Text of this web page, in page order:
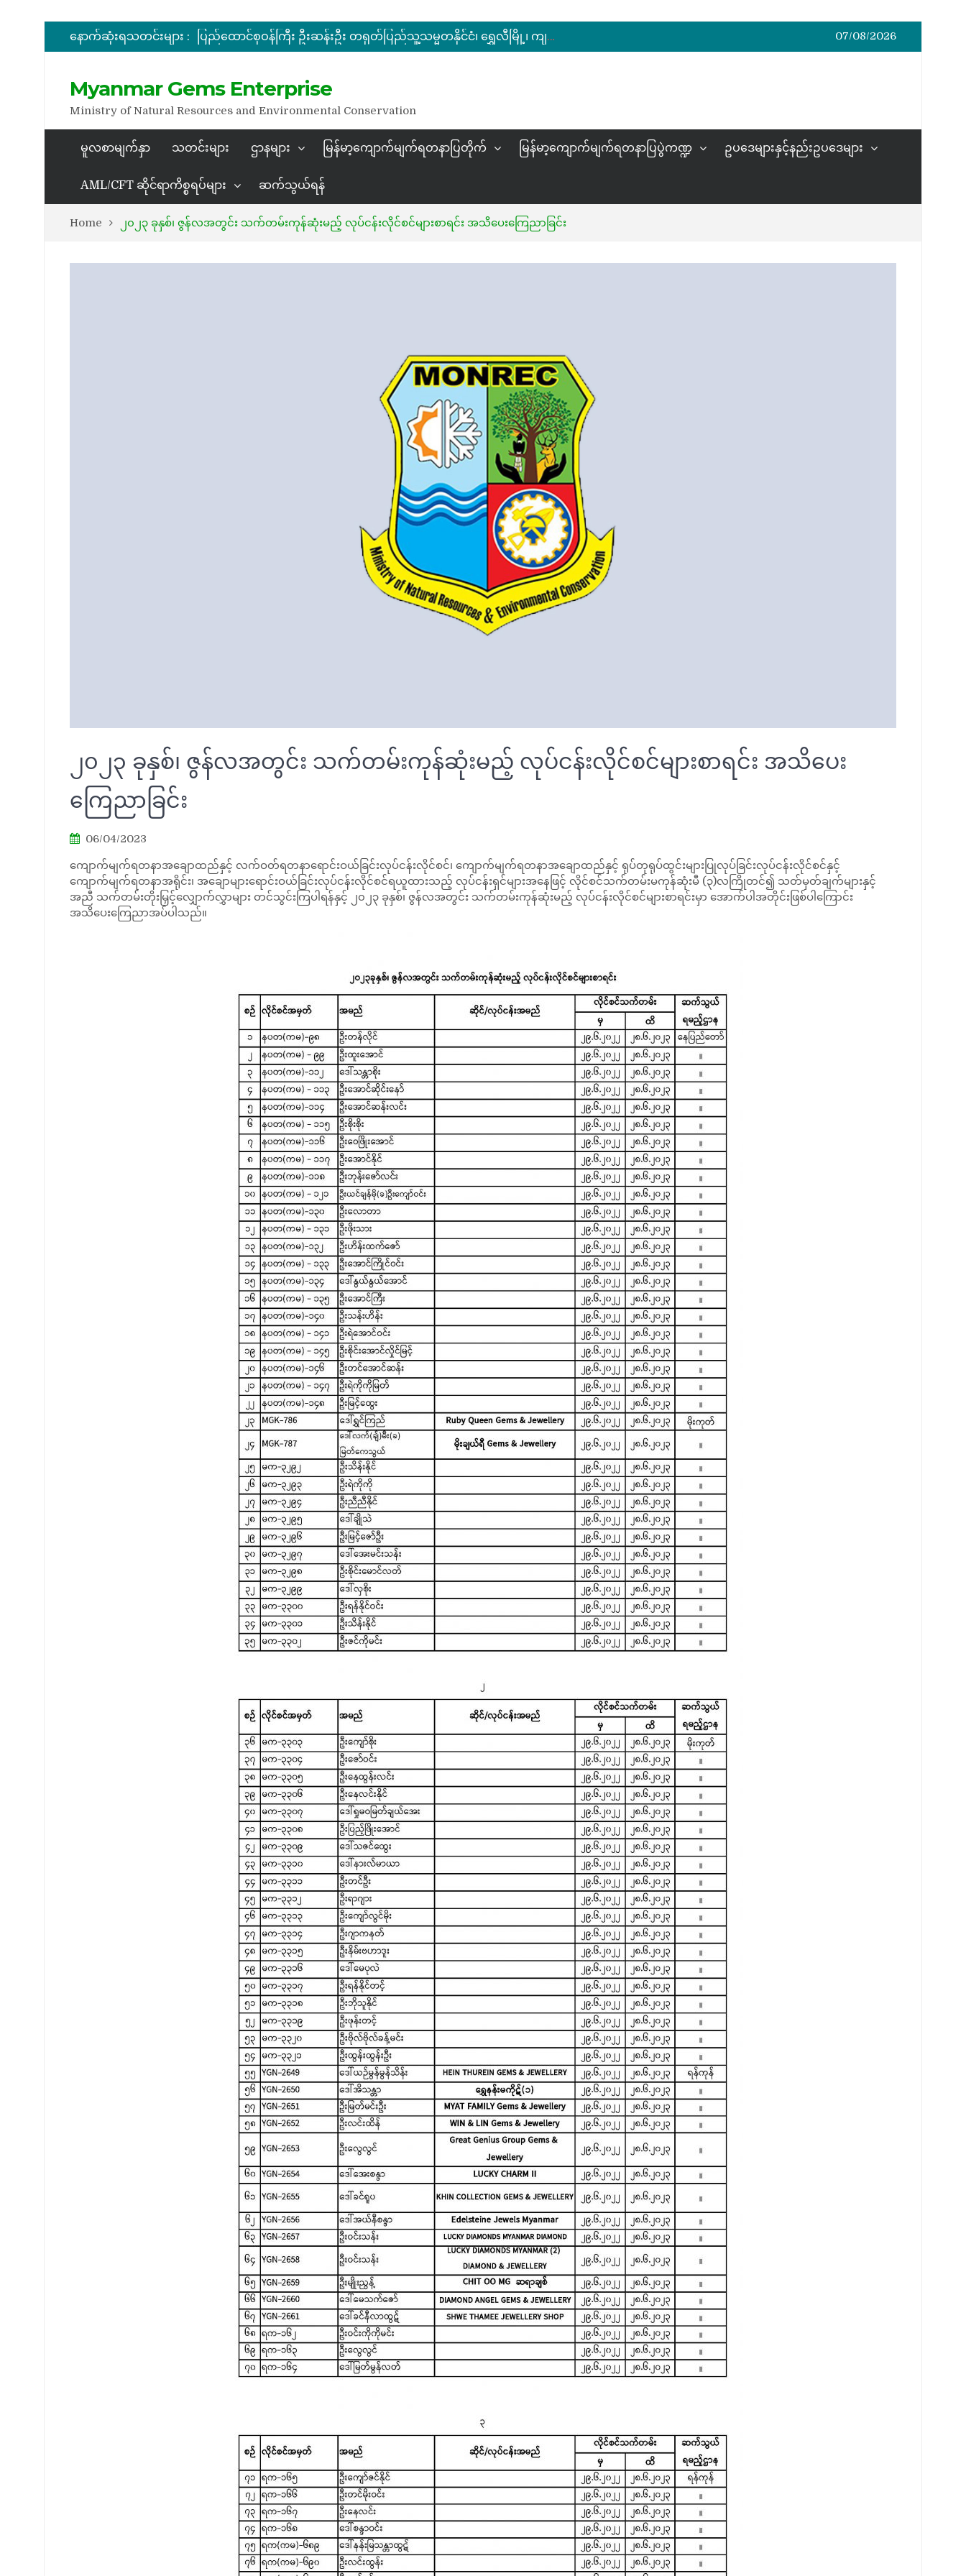
နောက်ဆုံးရသတင်းများ :
ပြည်ထောင်စုဝန်ကြီး ဦးဆန်းဦး တရုတ်ပြည်သူ့သမ္မတနိုင်ငံ၊ ရွှေလီမြို့၊ ကျယ်ဂေါင်နယ်စပ်ကုန်သွယ်ရေးဇုန်တွင် မြန်မာ့ကျောက်မျက်ရတနာပြပွဲ တက်ရောက်ဖွင့်လှစ်
နိုင်ငံတော်သမ္မတ ဦးမင်းအောင်လှိုင် မိုးကုတ်ရတနာမြေမှရှာဖွေတွေ့ရှိသည့် ထူးခြားလှပပြီး အရွယ်အစားကြီးမားသည့် နီလာအရိုင်းတုံးကြီးအားကြည့်ရှု
အိတ်ဖွင့်တင်ဒါခေါ်ယူခြင်း
07/08/2026
Myanmar Gems Enterprise
Ministry of Natural Resources and Environmental Conservation
မူလစာမျက်နှာ သတင်းများ ဌာနများ မြန်မာ့ကျောက်မျက်ရတနာပြတိုက် မြန်မာ့ကျောက်မျက်ရတနာပြပွဲကဏ္ဍ ဥပဒေများနှင့်နည်းဥပဒေများ
AML/CFT ဆိုင်ရာကိစ္စရပ်များ ဆက်သွယ်ရန်
Home ၂၀၂၃ ခုနှစ်၊ ဇွန်လအတွင်း သက်တမ်းကုန်ဆုံးမည့် လုပ်ငန်းလိုင်စင်များစာရင်း အသိပေးကြေညာခြင်း
၂၀၂၃ ခုနှစ်၊ ဇွန်လအတွင်း သက်တမ်းကုန်ဆုံးမည့် လုပ်ငန်းလိုင်စင်များစာရင်း အသိပေး
ကြေညာခြင်း
06/04/2023
ကျောက်မျက်ရတနာအချောထည်နှင့် လက်ဝတ်ရတနာရောင်းဝယ်ခြင်းလုပ်ငန်းလိုင်စင်၊ ကျောက်မျက်ရတနာအချောထည်နှင့် ရုပ်တုရုပ်ထွင်းများပြုလုပ်ခြင်းလုပ်ငန်းလိုင်စင်နှင့်
ကျောက်မျက်ရတနာအရိုင်း၊ အချောများရောင်းဝယ်ခြင်းလုပ်ငန်းလိုင်စင်ရယူထားသည့် လုပ်ငန်းရှင်များအနေဖြင့် လိုင်စင်သက်တမ်းမကုန်ဆုံးမီ (၃)လကြိုတင်၍ သတ်မှတ်ချက်များနှင့်
အညီ သက်တမ်းတိုးမြှင့်လျှောက်လွှာများ တင်သွင်းကြပါရန်နှင့် ၂၀၂၃ ခုနှစ်၊ ဇွန်လအတွင်း သက်တမ်းကုန်ဆုံးမည့် လုပ်ငန်းလိုင်စင်များစာရင်းမှာ အောက်ပါအတိုင်းဖြစ်ပါကြောင်း
အသိပေးကြေညာအပ်ပါသည်။